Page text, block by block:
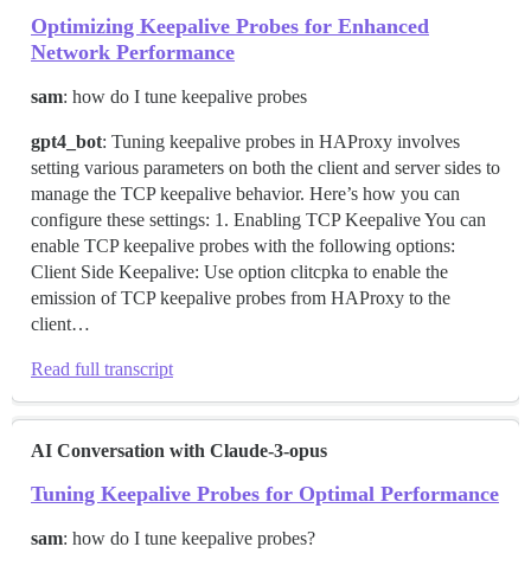
Optimizing Keepalive Probes for Enhanced
Network Performance
sam: how do I tune keepalive probes
gpt4_bot: Tuning keepalive probes in HAProxy involves
setting various parameters on both the client and server sides to
manage the TCP keepalive behavior. Here’s how you can
configure these settings: 1. Enabling TCP Keepalive You can
enable TCP keepalive probes with the following options:
Client Side Keepalive: Use option clitcpka to enable the
emission of TCP keepalive probes from HAProxy to the
client…
Read full transcript
AI Conversation with Claude-3-opus
Tuning Keepalive Probes for Optimal Performance
sam: how do I tune keepalive probes?